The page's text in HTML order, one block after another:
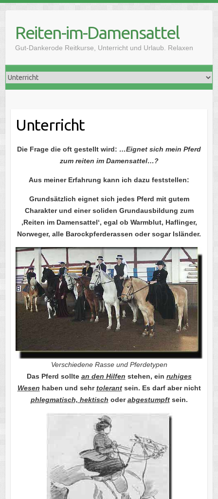
contentReiten-im-Damensattel
Gut-Dankerode Reitkurse, Unterricht und Urlaub. Relaxen
Unterricht
Die Frage die oft gestellt wird: …Eignet sich mein Pferd
zum reiten im Damensattel…?
Aus meiner Erfahrung kann ich dazu feststellen:
Grundsätzlich eignet sich jedes Pferd mit gutem
Charakter und einer soliden Grundausbildung zum
‚Reiten im Damensattel‘, egal ob Warmblut, Haflinger,
Norweger, alle Barockpferderassen oder sogar Isländer.
Verschiedene Rasse und Pferdetypen
Das Pferd sollte an den Hilfen stehen, ein ruhiges
Wesen haben und sehrtolerantsein. Es darf aber nicht
phlegmatisch, hektisch oderabgestumpftsein.